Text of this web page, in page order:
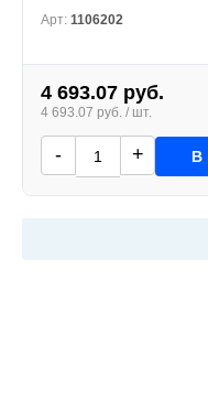
Арт: 1106202
4 693.07 руб.
4 693.07 руб. / шт.
- + В